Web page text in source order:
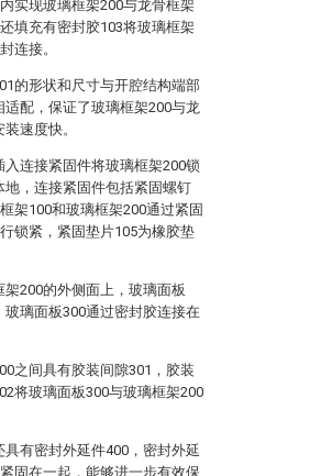
实现玻璃框架200与龙骨框架
填充有密封胶103将玻璃框架
连接。
的形状和尺寸与开腔结构端部
配，保证了玻璃框架200与龙
速度快。
连接紧固件将玻璃框架200锁
地，连接紧固件包括紧固螺钉
架100和玻璃框架200通过紧固
锁紧，紧固垫片105为橡胶垫
200的外侧面上，玻璃面板
璃面板300通过密封胶连接在
之间具有胶装间隙301，胶装
将玻璃面板300与玻璃框架200
有密封外延件400，密封外延
固在一起，能够进一步有效保